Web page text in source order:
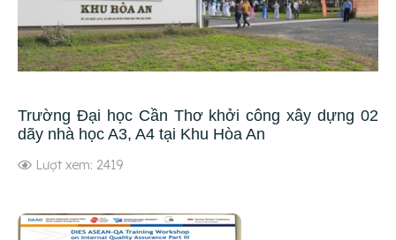
Trường Đại học Cần Thơ khởi công xây dựng 02
dãy nhà học A3, A4 tại Khu Hòa An
Lượt xem: 2419